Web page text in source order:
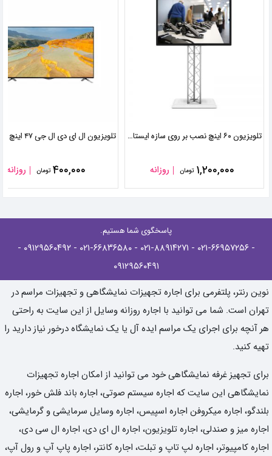
تلویزیون ۶۰ اینچ نصب بر روی سازه ایستاده
۱,۲۰۰,۰۰۰ تومان روزانه ۴۰۰,۰۰۰ تومان روزانه
پاسخگوی شما هستیم.
- ۰۲۱-۶۶۹۵۷۲۵۶ - ۰۲۱-۸۸۹۱۴۲۷۱ - ۰۲۱-۶۶۸۳۶۵۸۰ - ۰۹۱۲۹۵۶۰۴۹۲
-
۰۹۱۲۹۵۶۰۴۹۱
نوین رنتر، پلتفرمی برای اجاره تجهیزات نمایشگاهی و تجهیزات مراسم در
تهران است. شما می توانید با اجاره روزانه وسایل از این سایت به راحتی
هر آنچه برای اجرای یک مراسم ایده آل یا یک نمایشگاه درخور نیاز دارید را
تهیه کنید.
برای تجهیز غرفه نمایشگاهی خود می توانید از امکان اجاره تجهیزات
نمایشگاهی این سایت که اجاره سیستم صوتی، اجاره باند فلش خور، اجاره
بلندگو، اجاره میکروفن اجاره اسپیس، اجاره وسایل سرمایشی و گرمایشی،
اجاره میز و صندلی، اجاره تلویزیون، اجاره ال ای دی، اجاره ال سی دی،
اجاره کامپیوتر، اجاره لپ تاپ و تبلت، اجاره کانتر، اجاره پاپ آپ و رول آپ،